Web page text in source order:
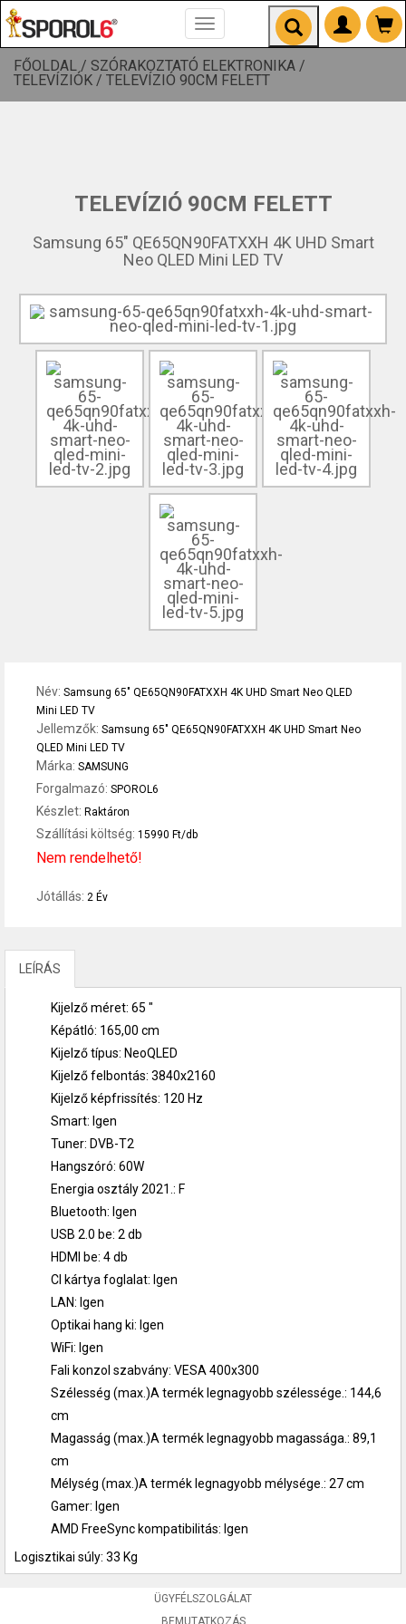
Toggle
navigation
FŐOLDAL / SZÓRAKOZTATÓ ELEKTRONIKA /
TELEVÍZIÓK / TELEVÍZIÓ 90CM FELETT
TELEVÍZIÓ 90CM FELETT
Samsung 65" QE65QN90FATXXH 4K UHD Smart
Neo QLED Mini LED TV
Név: Samsung 65" QE65QN90FATXXH 4K UHD Smart Neo QLED
Mini LED TV
Jellemzők: Samsung 65" QE65QN90FATXXH 4K UHD Smart Neo
QLED Mini LED TV
Márka: SAMSUNG
Forgalmazó: SPOROL6
Készlet: Raktáron
Szállítási költség: 15990 Ft/db
Nem rendelhető!
Jótállás: 2 Év
LEÍRÁS
Kijelző méret: 65 "
Képátló: 165,00 cm
Kijelző típus: NeoQLED
Kijelző felbontás: 3840x2160
Kijelző képfrissítés: 120 Hz
Smart: Igen
Tuner: DVB-T2
Hangszóró: 60W
Energia osztály 2021.: F
Bluetooth: Igen
USB 2.0 be: 2 db
HDMI be: 4 db
CI kártya foglalat: Igen
LAN: Igen
Optikai hang ki: Igen
WiFi: Igen
Fali konzol szabvány: VESA 400x300
Szélesség (max.)A termék legnagyobb szélessége.: 144,6
cm
Magasság (max.)A termék legnagyobb magassága.: 89,1
cm
Mélység (max.)A termék legnagyobb mélysége.: 27 cm
Gamer: Igen
AMD FreeSync kompatibilitás: Igen
Logisztikai súly: 33 Kg
ÜGYFÉLSZOLGÁLAT
BEMUTATKOZÁS